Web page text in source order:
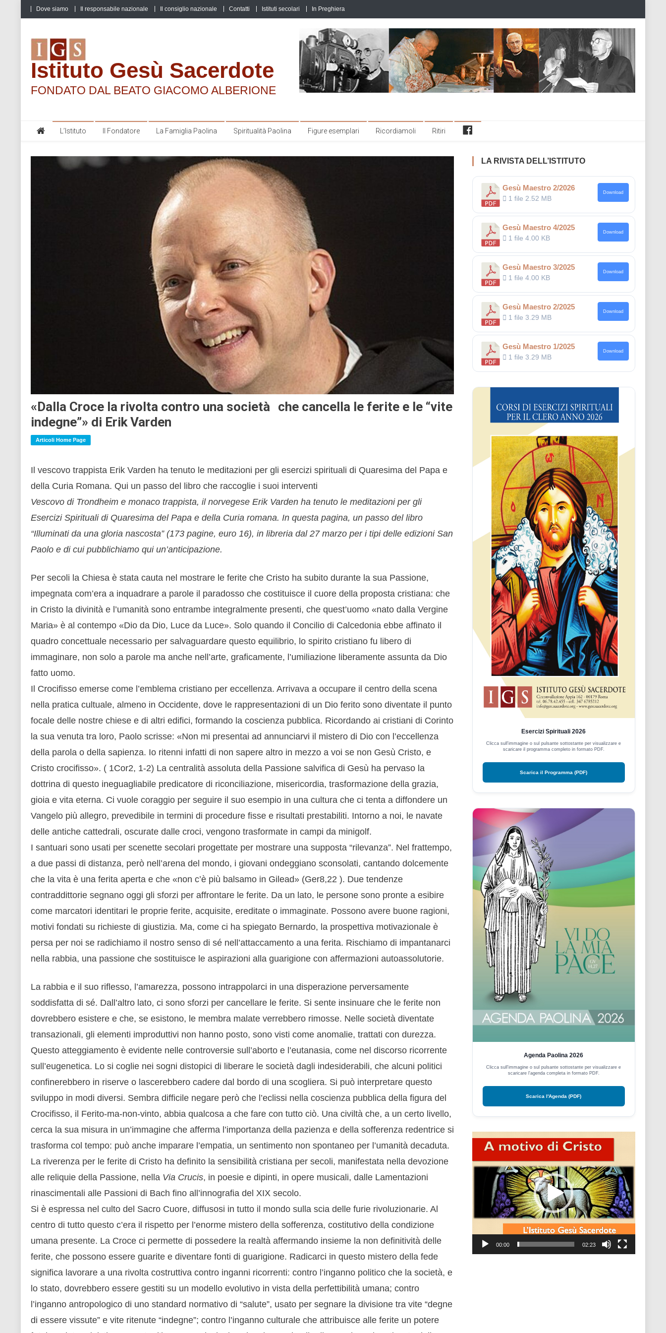
Skip
to
Dove siamo Il responsabile nazionale Il consiglio nazionale Contatti Istituti secolari In Preghiera
Istituto Gesù Sacerdote
FONDATO DAL BEATO GIACOMO ALBERIONE
L’Istituto Il Fondatore La Famiglia Paolina Spiritualità Paolina Figure esemplari Ricordiamoli Ritiri
«Dalla Croce la rivolta contro una società che cancella le ferite e le “vite
indegne”» di Erik Varden
Articoli Home Page
Il vescovo trappista Erik Varden ha tenuto le meditazioni per gli esercizi spirituali di Quaresima del Papa e
della Curia Romana. Qui un passo del libro che raccoglie i suoi interventi
Vescovo di Trondheim e monaco trappista, il norvegese Erik Varden ha tenuto le meditazioni per gli
Esercizi Spirituali di Quaresima del Papa e della Curia romana. In questa pagina, un passo del libro
“Illuminati da una gloria nascosta” (173 pagine, euro 16), in libreria dal 27 marzo per i tipi delle edizioni San
Paolo e di cui pubblichiamo qui un’anticipazione.
Per secoli la Chiesa è stata cauta nel mostrare le ferite che Cristo ha subito durante la sua Passione,
impegnata com’era a inquadrare a parole il paradosso che costituisce il cuore della proposta cristiana: che
in Cristo la divinità e l’umanità sono entrambe integralmente presenti, che quest’uomo «nato dalla Vergine
Maria» è al contempo «Dio da Dio, Luce da Luce». Solo quando il Concilio di Calcedonia ebbe affinato il
quadro concettuale necessario per salvaguardare questo equilibrio, lo spirito cristiano fu libero di
immaginare, non solo a parole ma anche nell’arte, graficamente, l’umiliazione liberamente assunta da Dio
fatto uomo.
Il Crocifisso emerse come l’emblema cristiano per eccellenza. Arrivava a occupare il centro della scena
nella pratica cultuale, almeno in Occidente, dove le rappresentazioni di un Dio ferito sono diventate il punto
focale delle nostre chiese e di altri edifici, formando la coscienza pubblica. Ricordando ai cristiani di Corinto
la sua venuta tra loro, Paolo scrisse: «Non mi presentai ad annunciarvi il mistero di Dio con l’eccellenza
della parola o della sapienza. Io ritenni infatti di non sapere altro in mezzo a voi se non Gesù Cristo, e
Cristo crocifisso». ( 1Cor2, 1-2) La centralità assoluta della Passione salvifica di Gesù ha pervaso la
dottrina di questo ineguagliabile predicatore di riconciliazione, misericordia, trasformazione della grazia,
gioia e vita eterna. Ci vuole coraggio per seguire il suo esempio in una cultura che ci tenta a diffondere un
Vangelo più allegro, prevedibile in termini di procedure fisse e risultati prestabiliti. Intorno a noi, le navate
delle antiche cattedrali, oscurate dalle croci, vengono trasformate in campi da minigolf.
I santuari sono usati per scenette secolari progettate per mostrare una supposta “rilevanza”. Nel frattempo,
a due passi di distanza, però nell’arena del mondo, i giovani ondeggiano sconsolati, cantando dolcemente
che la vita è una ferita aperta e che «non c’è più balsamo in Gilead» (Ger8,22 ). Due tendenze
contraddittorie segnano oggi gli sforzi per affrontare le ferite. Da un lato, le persone sono pronte a esibire
come marcatori identitari le proprie ferite, acquisite, ereditate o immaginate. Possono avere buone ragioni,
motivi fondati su richieste di giustizia. Ma, come ci ha spiegato Bernardo, la prospettiva motivazionale è
persa per noi se radichiamo il nostro senso di sé nell’attaccamento a una ferita. Rischiamo di impantanarci
nella rabbia, una passione che sostituisce le aspirazioni alla guarigione con affermazioni autoassolutorie.
La rabbia e il suo riflesso, l’amarezza, possono intrappolarci in una disperazione perversamente
soddisfatta di sé. Dall’altro lato, ci sono sforzi per cancellare le ferite. Si sente insinuare che le ferite non
dovrebbero esistere e che, se esistono, le membra malate verrebbero rimosse. Nelle società diventate
transazionali, gli elementi improduttivi non hanno posto, sono visti come anomalie, trattati con durezza.
Questo atteggiamento è evidente nelle controversie sull’aborto e l’eutanasia, come nel discorso ricorrente
sull’eugenetica. Lo si coglie nei sogni distopici di liberare le società dagli indesiderabili, che alcuni politici
confinerebbero in riserve o lascerebbero cadere dal bordo di una scogliera. Si può interpretare questo
sviluppo in modi diversi. Sembra difficile negare però che l’eclissi nella coscienza pubblica della figura del
Crocifisso, il Ferito-ma-non-vinto, abbia qualcosa a che fare con tutto ciò. Una civiltà che, a un certo livello,
cerca la sua misura in un’immagine che afferma l’importanza della pazienza e della sofferenza redentrice si
trasforma col tempo: può anche imparare l’empatia, un sentimento non spontaneo per l’umanità decaduta.
La riverenza per le ferite di Cristo ha definito la sensibilità cristiana per secoli, manifestata nella devozione
alle reliquie della Passione, nella Via Crucis, in poesie e dipinti, in opere musicali, dalle Lamentazioni
rinascimentali alle Passioni di Bach fino all’innografia del XIX secolo.
Si è espressa nel culto del Sacro Cuore, diffusosi in tutto il mondo sulla scia delle furie rivoluzionarie. Al
centro di tutto questo c’era il rispetto per l’enorme mistero della sofferenza, costitutivo della condizione
umana presente. La Croce ci permette di possedere la realtà affermando insieme la non definitività delle
ferite, che possono essere guarite e diventare fonti di guarigione. Radicarci in questo mistero della fede
significa lavorare a una rivolta costruttiva contro inganni ricorrenti: contro l’inganno politico che la società, e
lo stato, dovrebbero essere gestiti su un modello evolutivo in vista della perfettibilità umana; contro
l’inganno antropologico di uno standard normativo di “salute”, usato per segnare la divisione tra vite “degne
di essere vissute” e vite ritenute “indegne”; contro l’inganno culturale che attribuisce alle ferite un potere
LA RIVISTA DELL’ISTITUTO
Gesù Maestro 2/2026
1 file 2.52 MB
Download
Gesù Maestro 4/2025
1 file4.00 KB
Download
Gesù Maestro 3/2025
1 file4.00 KB
Download
Gesù Maestro 2/2025
1 file3.29 MB
Download
Gesù Maestro 1/2025
1 file3.29 MB
Download
Esercizi Spirituali 2026
Clicca sull'immagine o sul pulsante sottostante per visualizzare e
scaricare il programma completo in formato PDF.
Scarica il Programma (PDF)
Agenda Paolina 2026
Clicca sull'immagine o sul pulsante sottostante per visualizzare e
scaricare l'agenda completa in formato PDF.
Scarica l'Agenda (PDF)
Video
Player
00:00 02:23